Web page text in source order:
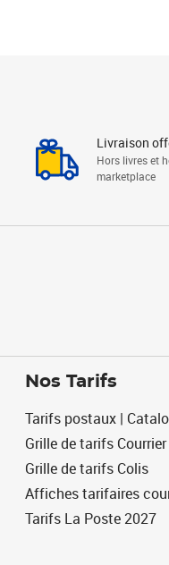
Livraison
Hors livres et
marketplace
Nos Tarifs
Tarifs postaux |
Grille de tarifs Courrier
Grille de tarifs Colis
Affiches tarifaires
Tarifs La Poste 2027